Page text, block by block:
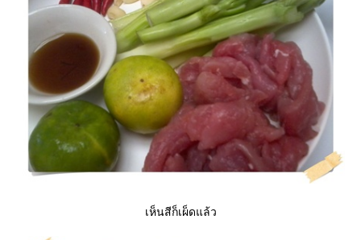
เห็นสีก็เผ็ดแล้ว